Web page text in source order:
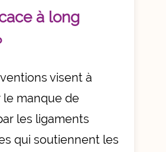
à long
visent à
manque de
les ligaments
qui soutiennent les